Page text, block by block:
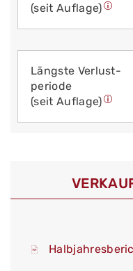
(seit Auflage)
Längste Verlust­
periode
(seit Auflage)